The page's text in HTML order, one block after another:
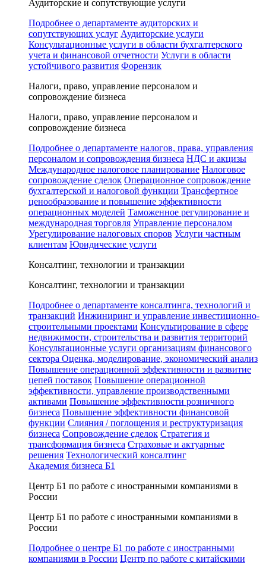
Аудиторские и сопутствующие услуги
Подробнее о департаменте аудиторских и
сопутствующих услуг Аудиторские услуги
Консультационные услуги в области бухгалтерского
учета и финансовой отчетности Услуги в области
устойчивого развития Форензик
Налоги, право, управление персоналом и
сопровождение бизнеса
Налоги, право, управление персоналом и
сопровождение бизнеса
Подробнее о департаменте налогов, права, управления
персоналом и сопровождения бизнеса НДС и акцизы
Международное налоговое планирование Налоговое
сопровождение сделок Операционное сопровождение
бухгалтерской и налоговой функции Трансфертное
ценообразование и повышение эффективности
операционных моделей Таможенное регулирование и
международная торговля Управление персоналом
Урегулирование налоговых споров Услуги частным
клиентам Юридические услуги
Консалтинг, технологии и транзакции
Консалтинг, технологии и транзакции
Подробнее о департаменте консалтинга, технологий и
транзакций Инжиниринг и управление инвестиционно-
строительными проектами Консультирование в сфере
недвижимости, строительства и развития территорий
Консультационные услуги организациям финансового
сектора Оценка, моделирование, экономический анализ
Повышение операционной эффективности и развитие
цепей поставок Повышение операционной
эффективности, управление производственными
активами Повышение эффективности розничного
бизнеса Повышение эффективности финансовой
функции Слияния / поглощения и реструктуризация
бизнеса Сопровождение сделок Стратегия и
трансформация бизнеса Страховые и актуарные
решения Технологический консалтинг
Академия бизнеса Б1
Центр Б1 по работе с иностранными компаниями в
России
Центр Б1 по работе с иностранными компаниями в
России
Подробнее о центре Б1 по работе с иностранными
компаниями в России Центр по работе с китайскими